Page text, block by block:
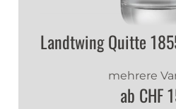
Landtwing Quitte
mehrere
ab CHF